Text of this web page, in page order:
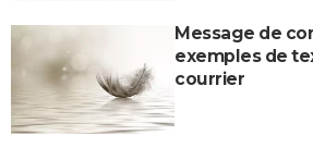
Message de
exemples de
courrier